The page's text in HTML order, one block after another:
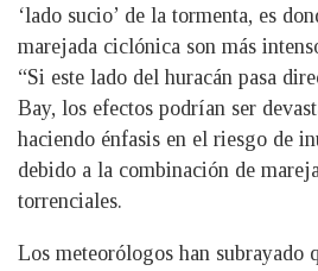
‘lado sucio’ de la tormenta, es
marejada ciclónica son más
“Si este lado del huracán pasa
Bay, los efectos podrían ser
haciendo énfasis en el riesgo de
debido a la combinación de
torrenciales.
Los meteorólogos han subrayado